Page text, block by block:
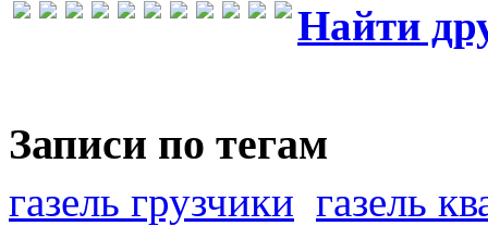
Найти
Записи по тегам
газель грузчики газель